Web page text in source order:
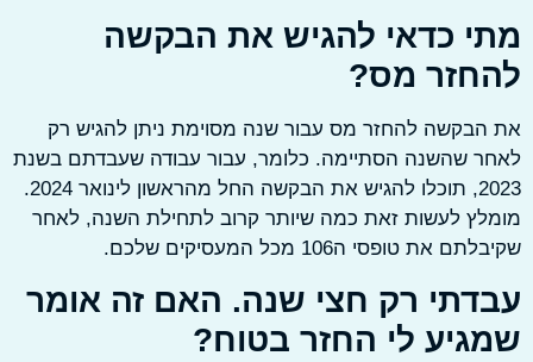
כדאי להגיש את הבקשה
מס?
להחזר מס עבור שנה מסוימת ניתן להגיש רק
שהשנה הסתיימה. כלומר, עבור עבודה שעבדתם בשנת
2023, תוכלו להגיש את הבקשה החל מהראשון לינואר 2024.
לעשות זאת כמה שיותר קרוב לתחילת השנה, לאחר
את טופסי ה106 מכל המעסיקים שלכם.
רק חצי שנה. האם זה אומר
לי החזר בטוח?